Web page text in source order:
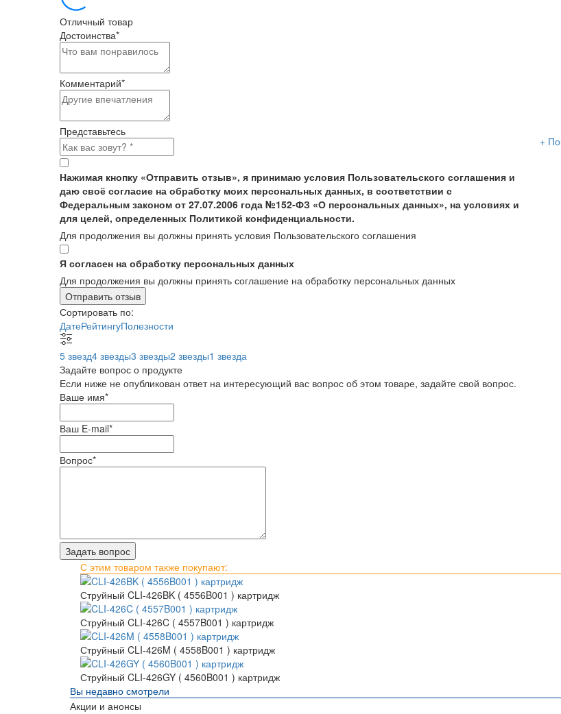
Отличный товар
Достоинства*
Комментарий*
Представьтесь
Нажимая кнопку «Отправить отзыв», я принимаю условия Пользовательского соглашения и
даю своё согласие на обработку моих персональных данных, в соответствии с
Федеральным законом от 27.07.2006 года №152-ФЗ «О персональных данных», на условиях и
для целей, определенных Политикой конфиденциальности.
Для продолжения вы должны принять условия Пользовательского соглашения
Я согласен на обработку персональных данных
Для продолжения вы должны принять соглашение на обработку персональных данных
Отправить отзыв
Сортировать по:
ДатеРейтингуПолезности
5 звезд4 звезды3 звезды2 звезды1 звезда
Задайте вопрос о продукте
Если ниже не опубликован ответ на интересующий вас вопрос об этом товаре, задайте свой вопрос.
Ваше имя*
Ваш E-mail*
Вопрос*
+
С этим товаром также покупают:
Струйный CLI-426BK ( 4556B001 ) картридж
Струйный CLI-426C ( 4557B001 ) картридж
Струйный CLI-426M ( 4558B001 ) картридж
Струйный CLI-426GY ( 4560B001 ) картридж
Вы недавно смотрели
Акции и анонсы